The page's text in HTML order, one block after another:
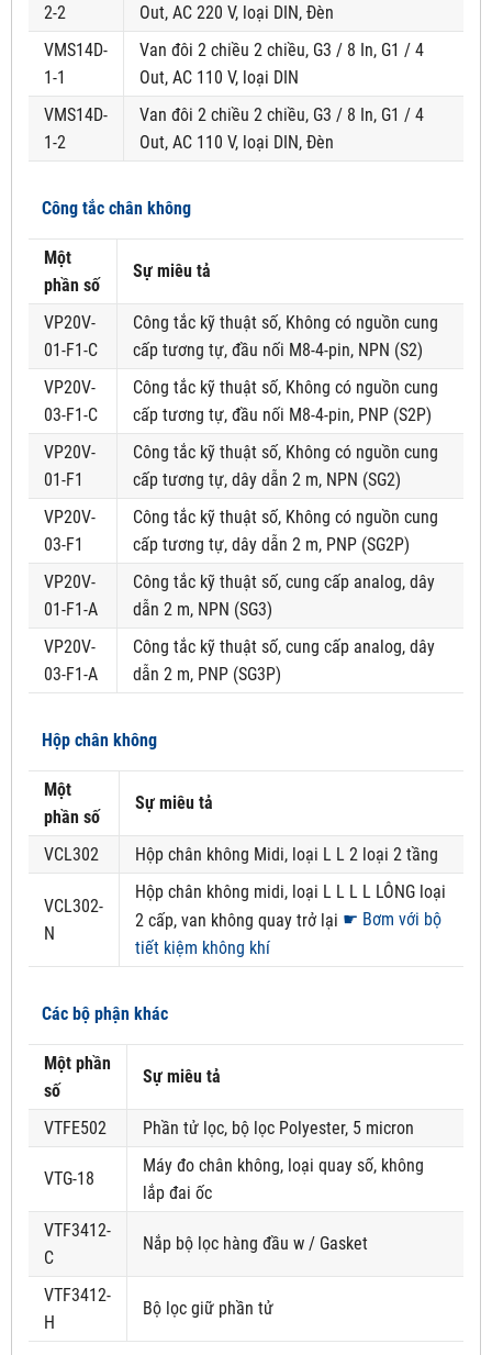
2-2
Out, AC 220 V, loại DIN, Đèn
VMS14D-
1-1
Van đôi 2 chiều 2 chiều, G3 / 8 In, G1 / 4
Out, AC 110 V, loại DIN
VMS14D-
1-2
Van đôi 2 chiều 2 chiều, G3 / 8 In, G1 / 4
Out, AC 110 V, loại DIN, Đèn
Công tắc chân không
Một
phần số
Sự miêu tả
VP20V-
01-F1-C
Công tắc kỹ thuật số, Không có nguồn cung
cấp tương tự, đầu nối M8-4-pin, NPN (S2)
VP20V-
03-F1-C
Công tắc kỹ thuật số, Không có nguồn cung
cấp tương tự, đầu nối M8-4-pin, PNP (S2P)
VP20V-
01-F1
Công tắc kỹ thuật số, Không có nguồn cung
cấp tương tự, dây dẫn 2 m, NPN (SG2)
VP20V-
03-F1
Công tắc kỹ thuật số, Không có nguồn cung
cấp tương tự, dây dẫn 2 m, PNP (SG2P)
VP20V-
01-F1-A
Công tắc kỹ thuật số, cung cấp analog, dây
dẫn 2 m, NPN (SG3)
VP20V-
03-F1-A
Công tắc kỹ thuật số, cung cấp analog, dây
dẫn 2 m, PNP (SG3P)
Hộp chân không
Một
phần số
Sự miêu tả
VCL302 Hộp chân không Midi, loại L L 2 loại 2 tầng
VCL302-
N
Hộp chân không midi, loại L L L L LÔNG loại
2 cấp, van không quay trở lại ☛ Bơm với bộ
tiết kiệm không khí
Các bộ phận khác
Một phần
số
Sự miêu tả
VTFE502 Phần tử lọc, bộ lọc Polyester, 5 micron
VTG-18
Máy đo chân không, loại quay số, không
lắp đai ốc
VTF3412-
C
Nắp bộ lọc hàng đầu w / Gasket
VTF3412-
H
Bộ lọc giữ phần tử